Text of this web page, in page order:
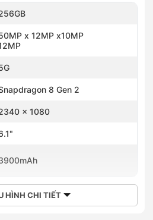
x 12MP x10MP
8 Gen 2
x 1080
HÌNH CHI TIẾT